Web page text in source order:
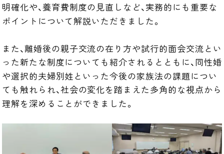
明確化や、養育費制度の見直しなど、実務的にも重要な
ポイントについて解説いただきました。
また、離婚後の親子交流の在り方や試行的面会交流とい
った新たな制度についても紹介されるとともに、同性婚
や選択的夫婦別姓といった今後の家族法の課題につい
ても触れられ、社会の変化を踏まえた多角的な視点から
理解を深めることができました。